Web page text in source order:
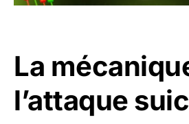
La
l’attaque